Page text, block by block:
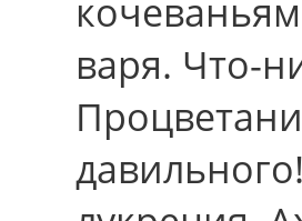
варя. Что-